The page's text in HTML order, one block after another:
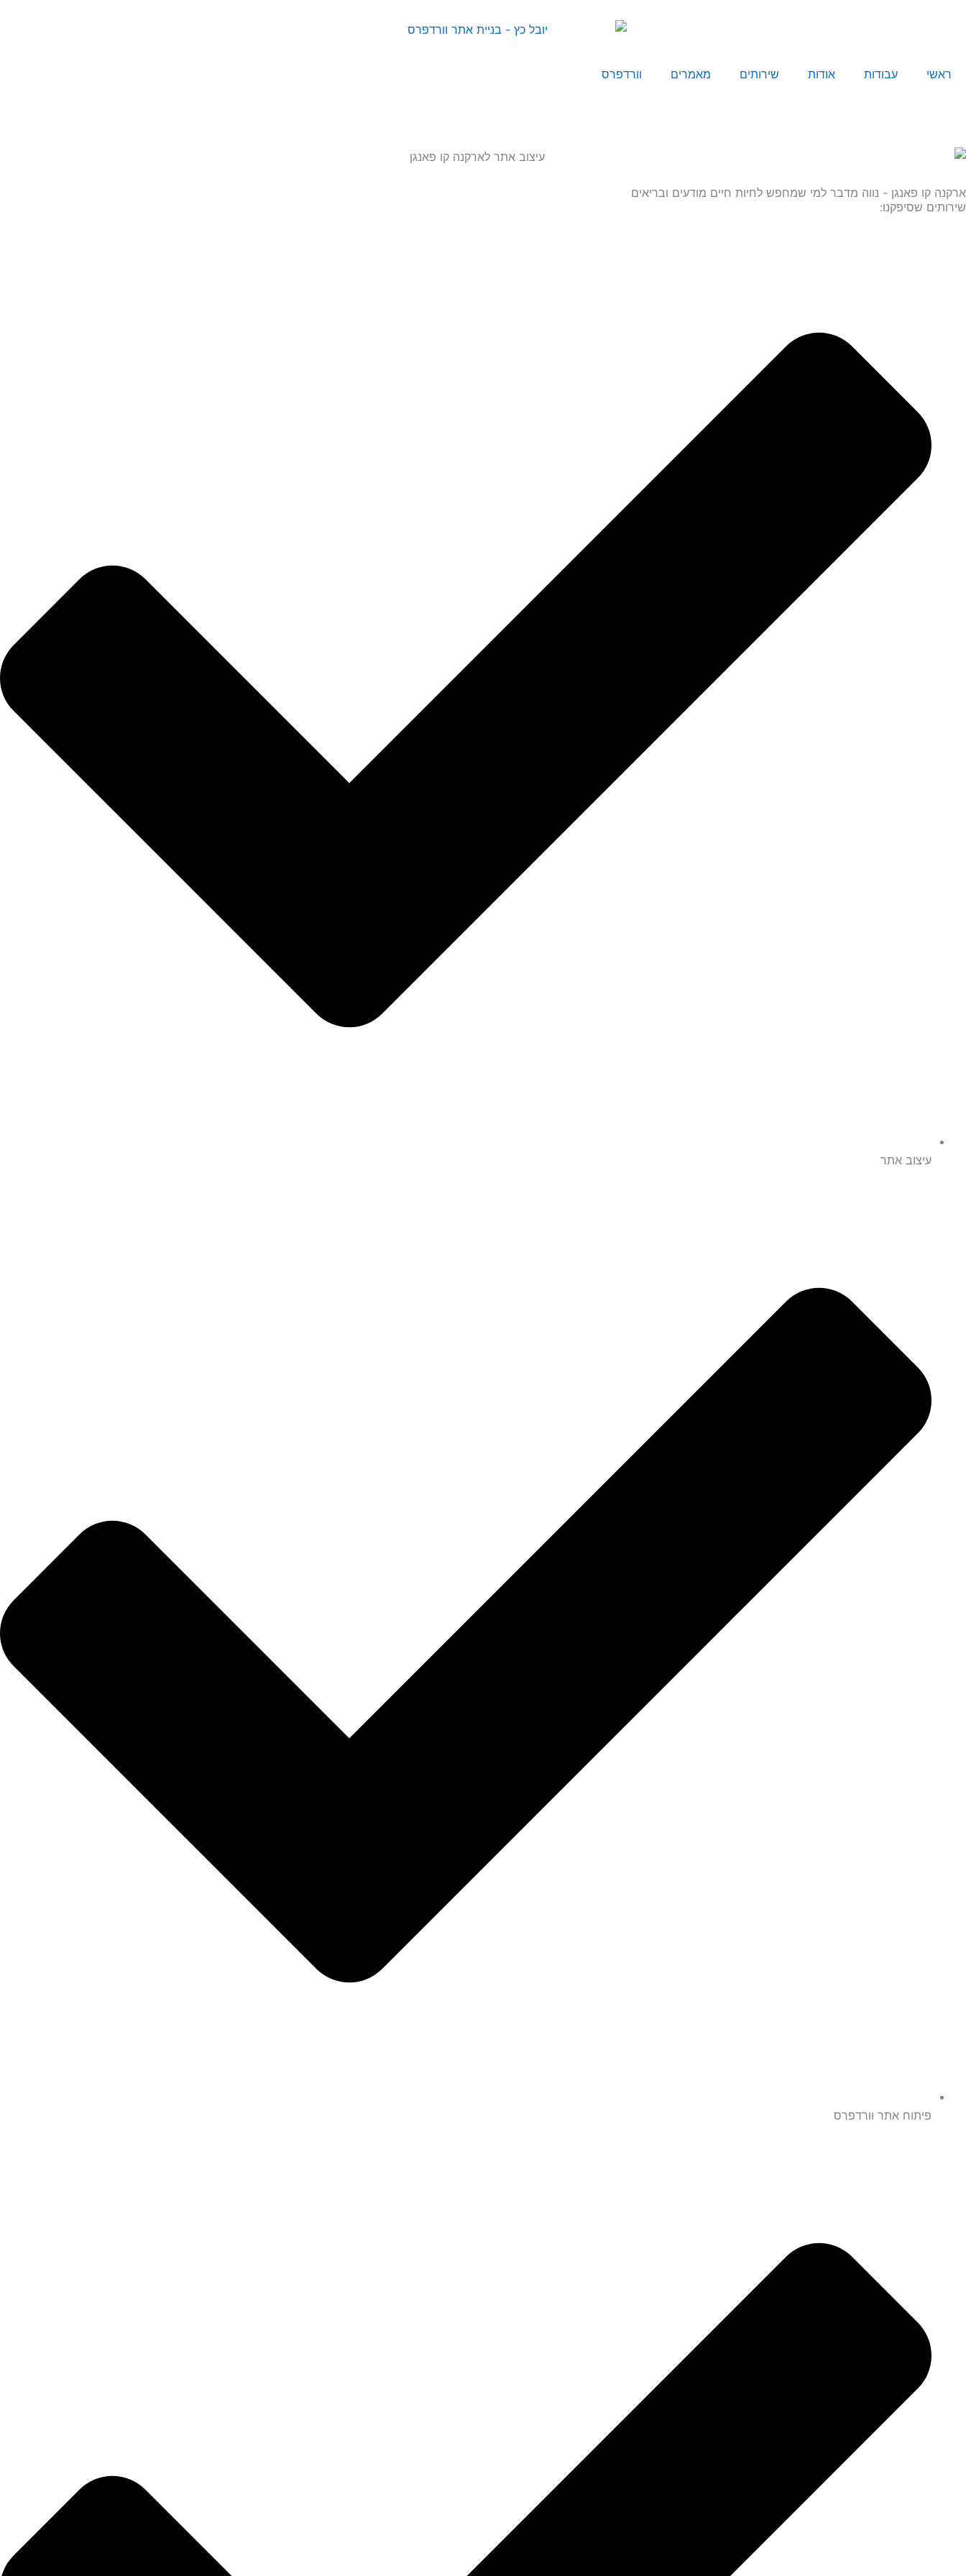
ראשי עבודות אודות שירותים מאמרים וורדפרס
ארקנה קו פאנגן - נווה מדבר למי שמחפש לחיות חיים מודעים ובריאים
שירותים שסיפקנו:
עיצוב אתר
פיתוח אתר וורדפרס